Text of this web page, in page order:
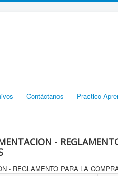
Contáctanos Practico
-